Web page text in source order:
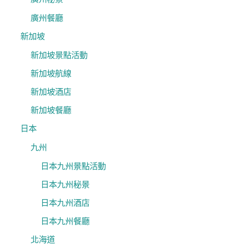
廣州餐廳
新加坡
新加坡景點活動
新加坡航線
新加坡酒店
新加坡餐廳
日本
九州
日本九州景點活動
日本九州秘景
日本九州酒店
日本九州餐廳
北海道